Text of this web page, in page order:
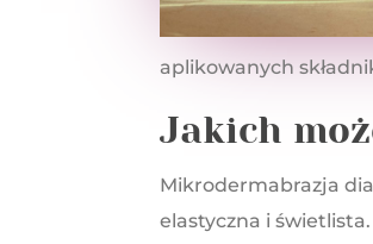
aplikowanych
Jakich
Mikrodermabrazja
elastyczna i